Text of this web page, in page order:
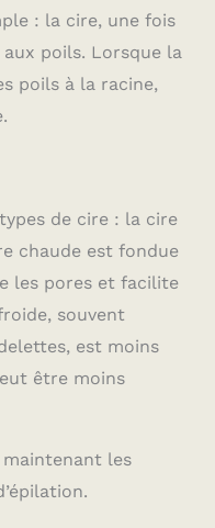
: la cire, une fois
poils. Lorsque la
poils à la racine,
de cire : la cire
chaude est fondue
les pores et facilite
souvent
est moins
être moins
les